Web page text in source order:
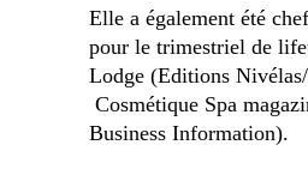
Elle a également été
pour le trimestriel de
Lodge (Editions
Cosmétique Spa
Business Information).